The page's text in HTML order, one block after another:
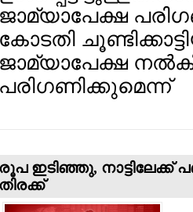
ജാമ്യാപേക്ഷ
കോടതി
ജാമ്യാപേക്ഷ
പരിഗണിക്കുമെന്ന്
രൂപ ഇടിഞ്ഞു,
തിരക്ക്